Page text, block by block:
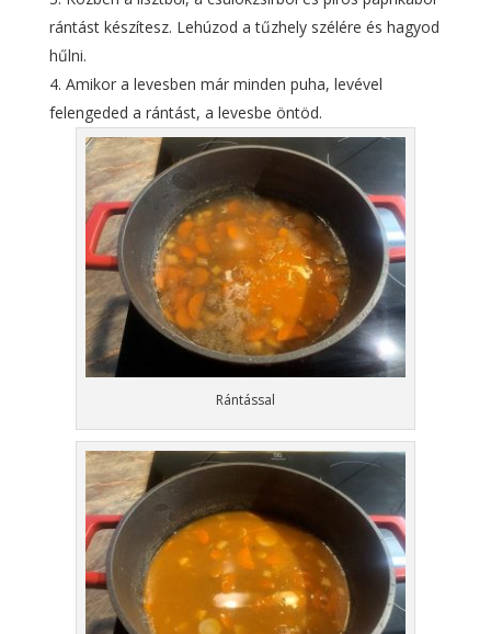
rántást készítesz. Lehúzod a tűzhely szélére és hagyod
hűlni.
Amikor a levesben már minden puha, levével
felengeded a rántást, a levesbe öntöd.
Rántással